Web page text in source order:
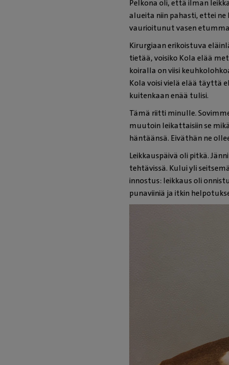
Pelkona oli, että ilman
alueita niin pahasti, ettei
vaurioitunut vasen
Kirurgiaan erikoistuva
tietää, voisiko Kola elää
koiralla on viisi
Kola voisi vielä elää täyttä
kuitenkaan enää tulisi.
Tämä riitti minulle.
muutoin leikattaisiin se
häntäänsä. Eiväthän ne
Leikkauspäivä oli pitkä.
tehtävissä. Kului yli
innostus: leikkaus oli
punaviiniä ja itkin